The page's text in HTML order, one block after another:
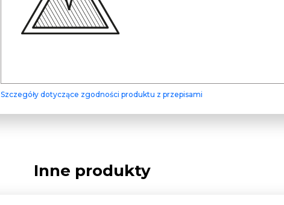
Szczegóły dotyczące zgodności produktu z przepisami
Inne produkty